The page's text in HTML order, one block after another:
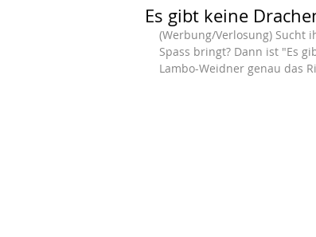
Es gibt keine
(Werbung/Verlosung) Sucht
Spass bringt? Dann ist "Es
Lambo-Weidner genau das